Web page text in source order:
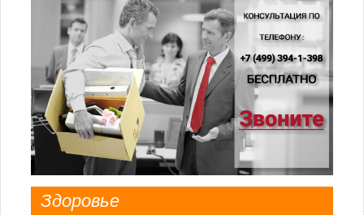
Здоровье